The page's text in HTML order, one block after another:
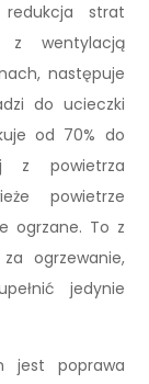
strat
z wentylacją
następuje
do ucieczki
od 70% do
z powietrza
powietrze
ogrzane. To z
ogrzewanie,
jedynie
jest poprawa